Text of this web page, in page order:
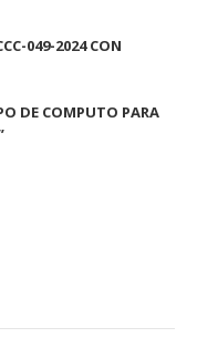
049-2024 CON
DE COMPUTO PARA